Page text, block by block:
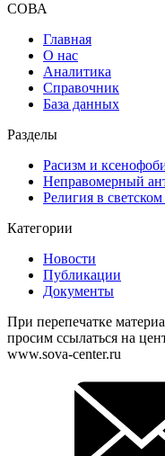
СОВА
Главная
О нас
Аналитика
Справочник
База данных
Разделы
Расизм и
Неправомерный
Религия в
Категории
Новости
Публикации
Документы
При перепечатке
просим ссылаться на
www.sova-center.ru